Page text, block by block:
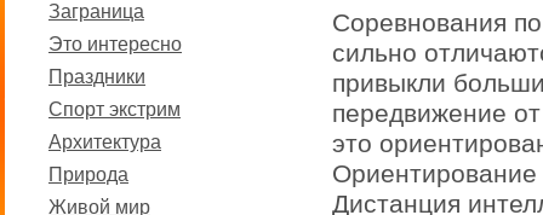
Заграница
Это интересно
Праздники
Спорт экстрим
Архитектура
Природа
Живой мир
Соревнования
сильно
привыкли
передвижение
это
Дистанция